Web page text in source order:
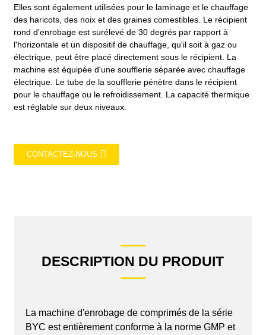
Elles sont également utilisées pour le laminage et le chauffage
des haricots, des noix et des graines comestibles. Le récipient
rond d'enrobage est surélevé de 30 degrés par rapport à
l'horizontale et un dispositif de chauffage, qu'il soit à gaz ou
électrique, peut être placé directement sous le récipient. La
machine est équipée d'une soufflerie séparée avec chauffage
électrique. Le tube de la soufflerie pénètre dans le récipient
pour le chauffage ou le refroidissement. La capacité thermique
est réglable sur deux niveaux.
CONTACTEZ-NOUS
DESCRIPTION DU PRODUIT
La machine d'enrobage de comprimés de la série
BYC est entièrement conforme à la norme GMP et